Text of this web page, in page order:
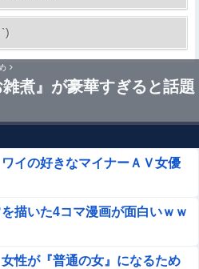
ダウン症です」キラキラ
」⇒絶望へ！！！！
家賃が8万円→12万円にすると
けど払えない。」
処刑される男「待って！こん
れはヤバい
る旦那。私が帰宅して食器を
那が自分の食べた食器を水に
っ忘れてた」って言いながら
業危機感「辞令１枚で行って
手当１００万円も…会社が働
んと山田さん』、大物漫画
雑煮』が豪華すぎると話題
ワイの好きなマイナーＡＶ女優
描いた4コマ漫画が面白いｗｗ
女性が『普通の女』になるため